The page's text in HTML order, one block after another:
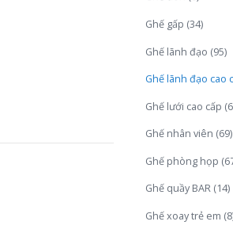
Ghế gấp (34)
Ghế lãnh đạo (95)
Ghế lãnh đạo cao
Ghế lưới cao cấp
Ghế nhân viên (69)
Ghế phòng họp
Ghế quầy BAR (14)
Ghế xoay trẻ em